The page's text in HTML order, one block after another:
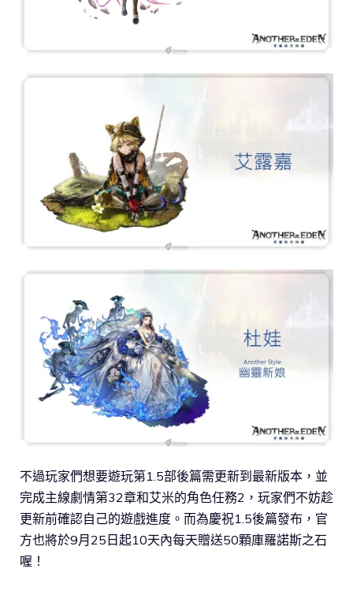
不過玩家們想要遊玩第1.5部後篇需更新到最新版本，並
完成主線劇情第32章和艾米的角色任務2，玩家們不妨趁
更新前確認自己的遊戲進度。而為慶祝1.5後篇發布，官
方也將於9月25日起10天內每天贈送50顆庫羅諾斯之石
喔！